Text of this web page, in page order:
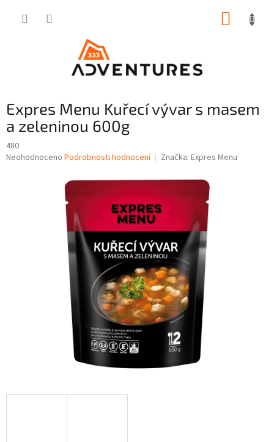
Expres Menu Kuřecí vývar s masem
a zeleninou 600g
480
Průměrné
Neohodnoceno Podrobnosti hodnocení Značka: Expres Menu